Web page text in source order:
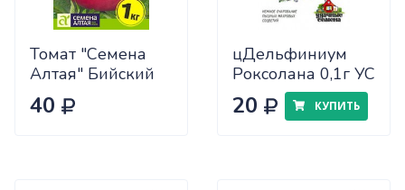
Томат "Семена
Алтая" Бийский
Розан 0,05
40
цДельфиниум
Роксолана 0,1г УС
20 КУПИТЬ